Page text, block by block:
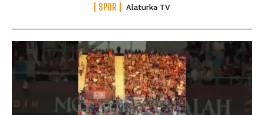
SPOR Alaturka TV